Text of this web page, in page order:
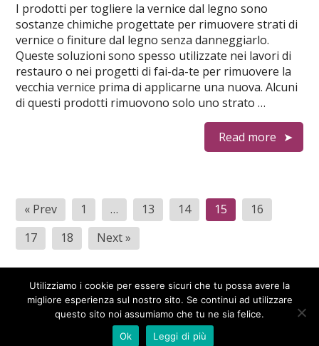
I prodotti per togliere la vernice dal legno sono
sostanze chimiche progettate per rimuovere strati di
vernice o finiture dal legno senza danneggiarlo.
Queste soluzioni sono spesso utilizzate nei lavori di
restauro o nei progetti di fai-da-te per rimuovere la
vecchia vernice prima di applicarne una nuova. Alcuni
di questi prodotti rimuovono solo uno strato …
Read more
Paginazione
degli
articoli
« Prev 1 … 13 14 15
16
17
18 Next »
Spazio Damiani© 2026
Theme byWP Puzzle
Utilizziamo i cookie per essere sicuri che tu possa avere la
migliore esperienza sul nostro sito. Se continui ad utilizzare
questo sito noi assumiamo che tu ne sia felice.
Ok
Leggi di più